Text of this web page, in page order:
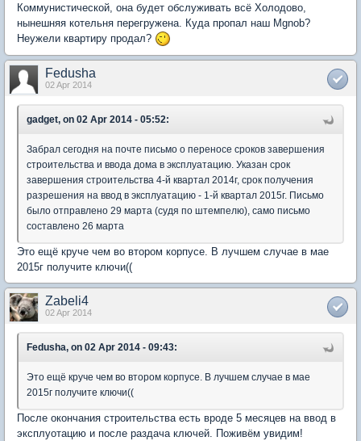
Коммунистической, она будет обслуживать всё Холодово,
нынешняя котельня перегружена. Куда пропал наш Mgnob?
Неужели квартиру продал?
Fedusha
02 Apr 2014
gadget, on 02 Apr 2014 - 05:52:
Забрал сегодня на почте письмо о переносе сроков завершения
строительства и ввода дома в эксплуатацию. Указан срок
завершения строительства 4-й квартал 2014г, срок получения
разрешения на ввод в эксплуатацию - 1-й квартал 2015г. Письмо
было отправлено 29 марта (судя по штемпелю), само письмо
составлено 26 марта
Это ещё круче чем во втором корпусе. В лучшем случае в мае
2015г получите ключи((
Zabeli4
02 Apr 2014
Fedusha, on 02 Apr 2014 - 09:43:
Это ещё круче чем во втором корпусе. В лучшем случае в мае
2015г получите ключи((
После окончания строительства есть вроде 5 месяцев на ввод в
эксплуотацию и после раздача ключей. Поживём увидим!